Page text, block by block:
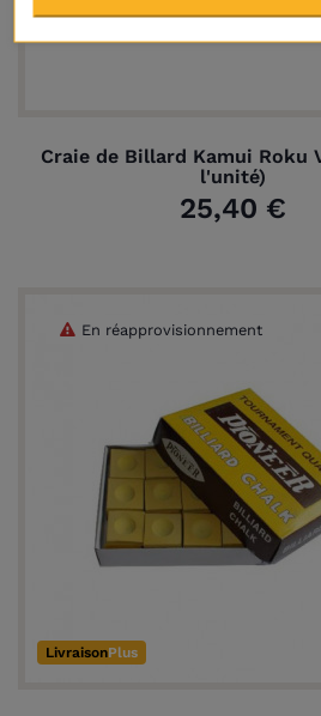
Craie de Billard Kamui Roku
l'unité)
25,40 €
LivraisonPlus
En réapprovisionnement